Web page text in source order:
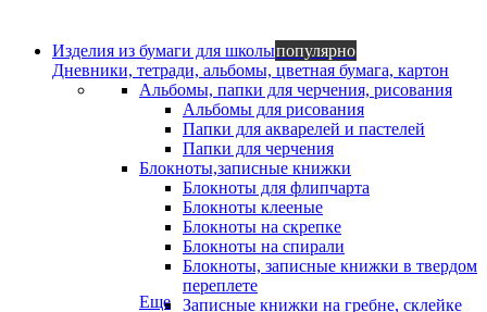
Изделия из бумаги для школыпопулярно
Дневники, тетради, альбомы, цветная бумага, картон
Альбомы, папки для черчения, рисования
Альбомы для рисования
Папки для акварелей и пастелей
Папки для черчения
Блокноты,записные книжки
Блокноты для флипчарта
Блокноты клееные
Блокноты на скрепке
Блокноты на спирали
Блокноты, записные книжки в твердом
переплете
Записные книжки на гребне, склейке
Еще